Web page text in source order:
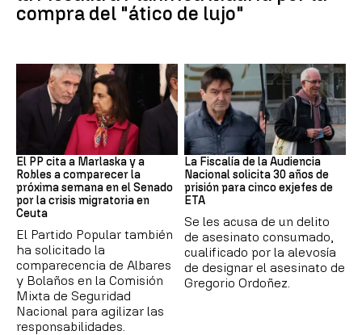
compra del "ático de lujo"
Crisis Migratoria
El PP cita a Marlaska y a
Robles a comparecer la
próxima semana en el Senado
por la crisis migratoria en
Ceuta
El Partido Popular también
ha solicitado la
comparecencia de Albares
y Bolaños en la Comisión
Mixta de Seguridad
Nacional para agilizar las
responsabilidades.
ETA
La Fiscalía de la Audiencia
Nacional solicita 30 años de
prisión para cinco exjefes de
ETA
Se les acusa de un delito
de asesinato consumado,
cualificado por la alevosía
de designar el asesinato de
Gregorio Ordoñez.